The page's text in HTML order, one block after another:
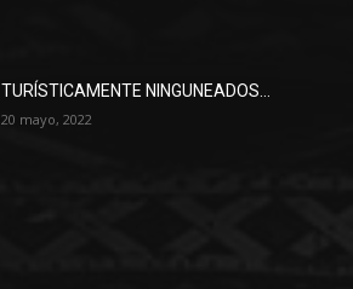
TURÍSTICAMENTE NINGUNEADOS…
20 mayo, 2022